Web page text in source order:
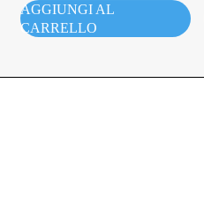
AGGIUNGI AL
CARRELLO